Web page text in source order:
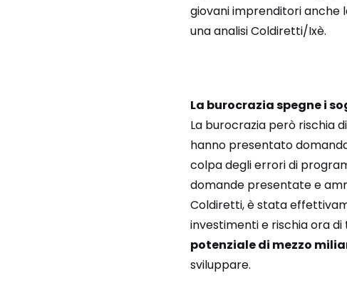
giovani imprenditori anche
una analisi Coldiretti/Ixè.
La burocrazia spegne i
La burocrazia però rischia
hanno presentato
colpa degli errori di
domande presentate e
Coldiretti, è stata
investimenti e rischia ora
potenziale di mezzo
sviluppare.